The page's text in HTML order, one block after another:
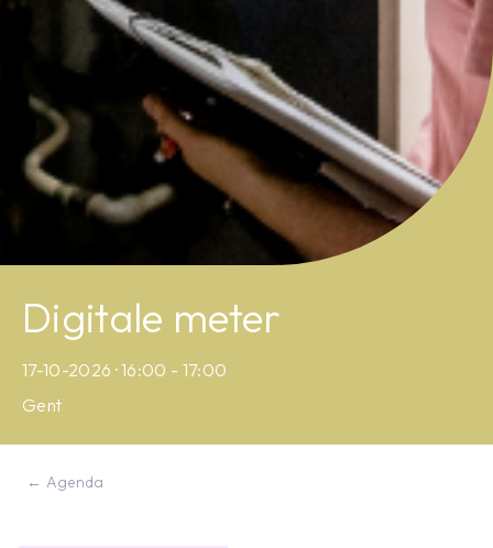
Digitale meter
17-10-2026 · 16:00 - 17:00
Gent
← Agenda